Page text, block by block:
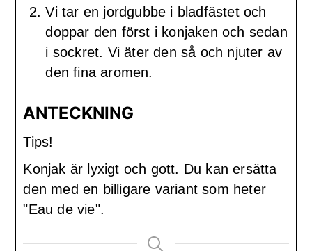
Vi tar en jordgubbe i bladfästet och
doppar den först i konjaken och sedan
i sockret. Vi äter den så och njuter av
den fina aromen.
ANTECKNING
Tips!
Konjak är lyxigt och gott. Du kan ersätta
den med en billigare variant som heter
"Eau de vie".